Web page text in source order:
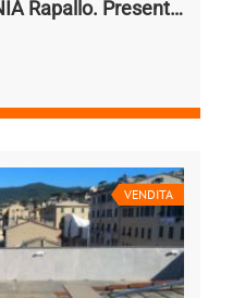
Rif.W BORGO VILLA BENIA Rapallo. Presentazione
VENDITA